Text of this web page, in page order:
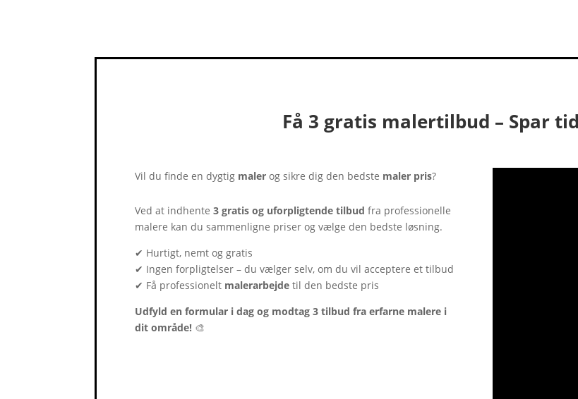
Få 3 gratis malertilbud – Spar
Vil du finde en dygtig malerog sikre dig den bedste maler pris?
Ved at indhente 3 gratis og uforpligtende tilbud fra professionelle
malere kan du sammenligne priser og vælge den bedste løsning.
✔ Hurtigt, nemt og gratis
✔ Ingen forpligtelser – du vælger selv, om du vil acceptere et tilbud
✔ Få professionelt malerarbejdetil den bedste pris
Udfyld en formular i dag og modtag 3 tilbud fra erfarne malere i
dit område!🎨